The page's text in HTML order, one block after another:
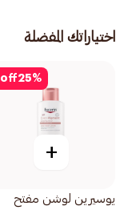
اختياراتك المفضلة
25%
off
+
يوسيرين لوشن مفتح